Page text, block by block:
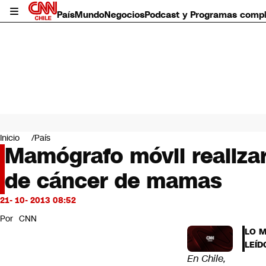
PaísMundoNegociosPodcast y Programas
Mundo
Negocios
Deportes
Programas completos
Cultura
Servicios
Bits
CNN Data
Inicio País
Mamógrafo móvil
de cáncer de mamas
21- 10- 2013 08:52
Por CNN
En Chile,
LO